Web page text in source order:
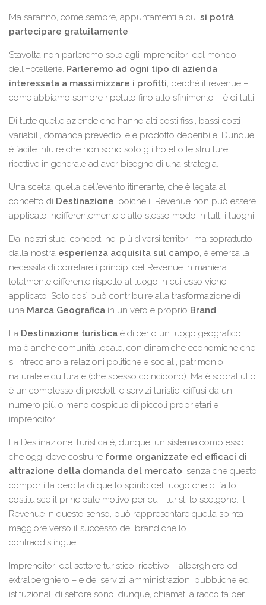
Ma saranno, come sempre, appuntamenti a cui si potrà
partecipare gratuitamente.
Stavolta non parleremo solo agli imprenditori del mondo
dell’Hotellerie. Parleremo ad ogni tipo di azienda
interessata a massimizzare i profitti, perché il revenue –
come abbiamo sempre ripetuto fino allo sfinimento – è di tutti.
Di tutte quelle aziende che hanno alti costi fissi, bassi costi
variabili, domanda prevedibile e prodotto deperibile. Dunque
è facile intuire che non sono solo gli hotel o le strutture
ricettive in generale ad aver bisogno di una strategia.
Una scelta, quella dell’evento itinerante, che è legata al
concetto di Destinazione, poiché il Revenue non può essere
applicato indifferentemente e allo stesso modo in tutti i luoghi.
Dai nostri studi condotti nei più diversi territori, ma soprattutto
dalla nostra esperienza acquisita sul campo, è emersa la
necessità di correlare i principi del Revenue in maniera
totalmente differente rispetto al luogo in cui esso viene
applicato. Solo così può contribuire alla trasformazione di
una Marca Geografica in un vero e proprio Brand.
La Destinazione turistica è di certo un luogo geografico,
ma è anche comunità locale, con dinamiche economiche che
si intrecciano a relazioni politiche e sociali, patrimonio
naturale e culturale (che spesso coincidono). Ma è soprattutto
è un complesso di prodotti e servizi turistici diffusi da un
numero più o meno cospicuo di piccoli proprietari e
imprenditori.
La Destinazione Turistica è, dunque, un sistema complesso,
che oggi deve costruire forme organizzate ed efficaci di
attrazione della domanda del mercato, senza che questo
comporti la perdita di quello spirito del luogo che di fatto
costituisce il principale motivo per cui i turisti lo scelgono. Il
Revenue in questo senso, può rappresentare quella spinta
maggiore verso il successo del brand che lo
contraddistingue.
Imprenditori del settore turistico, ricettivo – alberghiero ed
extralberghiero – e dei servizi, amministrazioni pubbliche ed
istituzionali di settore sono, dunque, chiamati a raccolta per